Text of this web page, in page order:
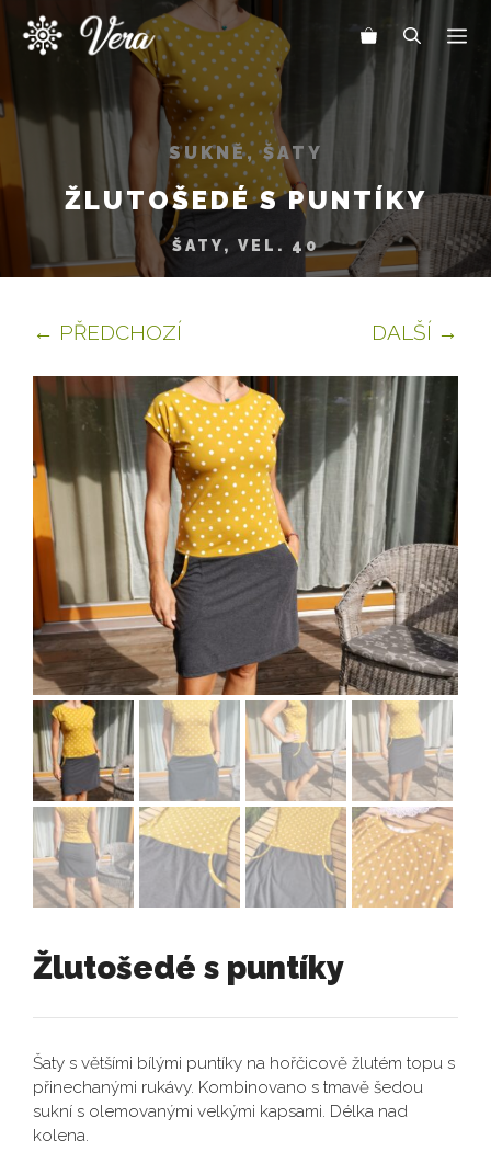
Přeskočit
SUKNĚ, ŠATY
ŽLUTOŠEDÉ S PUNTÍKY
ŠATY, VEL. 40
← PŘEDCHOZÍ DALŠÍ →
Žlutošedé s puntíky
Šaty s většími bílými puntíky na hořčicově žlutém topu s
přinechanými rukávy. Kombinovano s tmavě šedou
sukní s olemovanými velkými kapsami. Délka nad
kolena.